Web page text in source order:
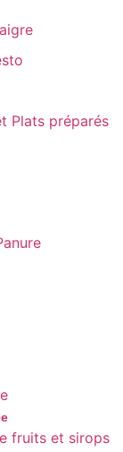
Plats préparés
fruits et sirops